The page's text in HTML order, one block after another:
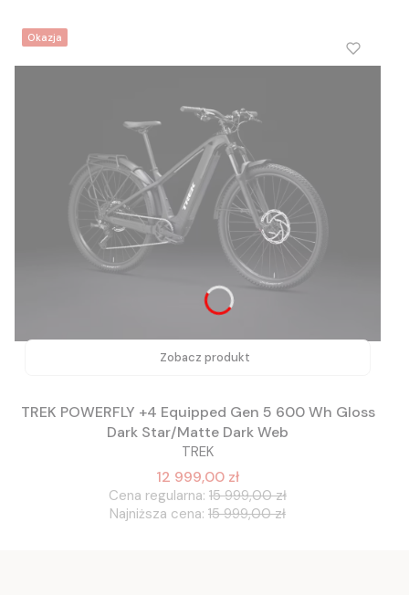
Okazja
Zobacz produkt
TREK POWERFLY +4 Equipped Gen 5 600 Wh Gloss
Dark Star/Matte Dark Web
TREK
12 999,00 zł
Cena regularna: 15 999,00 zł
Najniższa cena: 15 999,00 zł